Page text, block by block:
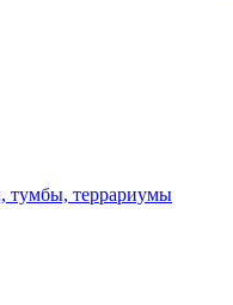
тумбы, террариумы